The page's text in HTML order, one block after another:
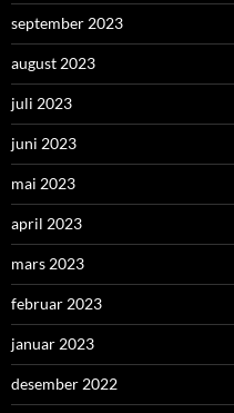
september 2023
august 2023
juli 2023
juni 2023
mai 2023
april 2023
mars 2023
februar 2023
januar 2023
desember 2022